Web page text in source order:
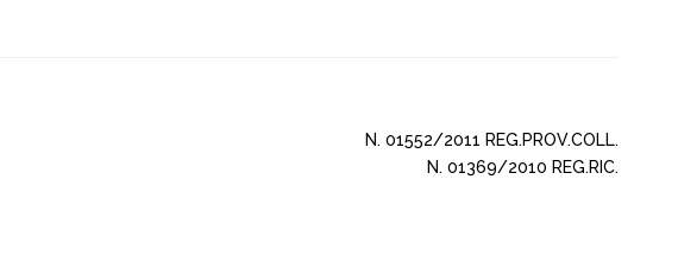
N. 01552/2011 REG.PROV.COLL.
N. 01369/2010 REG.RIC.